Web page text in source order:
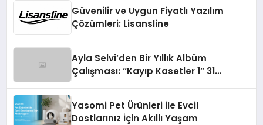
Güvenilir ve Uygun Fiyatlı Yazılım
Çözümleri: Lisansline
Ayla Selvi’den Bir Yıllık Albüm
Çalışması: “Kayıp Kasetler 1” 31
Yasomi Pet Ürünleri ile Evcil
Dostlarınız İçin Akıllı Yaşam